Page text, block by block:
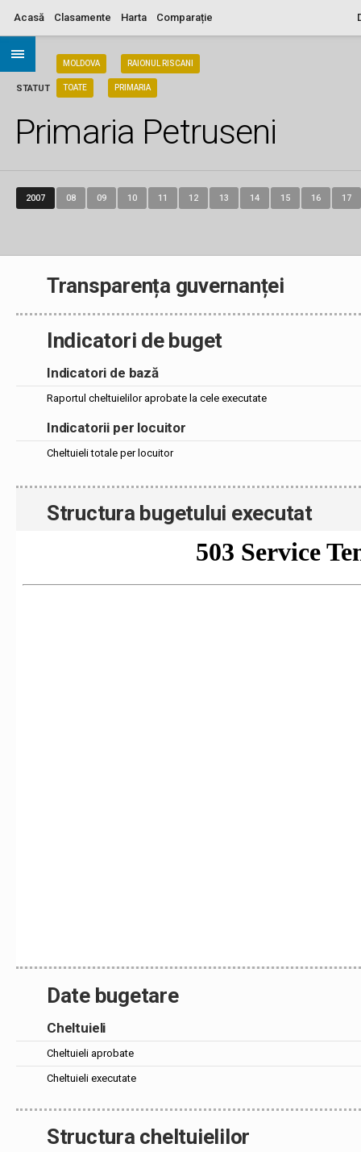
Acasă Clasamente Harta Comparație
STATUT
MOLDOVA RAIONUL RISCANI
TOATE PRIMARIA
Primaria Petruseni
2007 08 09 10 11 12 13 14 15 16 17
Transparența guvernanței
Indicatori de buget
Indicatori de bază
Raportul cheltuielilor aprobate la cele executate
Indicatorii per locuitor
Cheltuieli totale per locuitor
Structura bugetului executat
Date bugetare
Cheltuieli
Cheltuieli aprobate
Cheltuieli executate
Structura cheltuielilor